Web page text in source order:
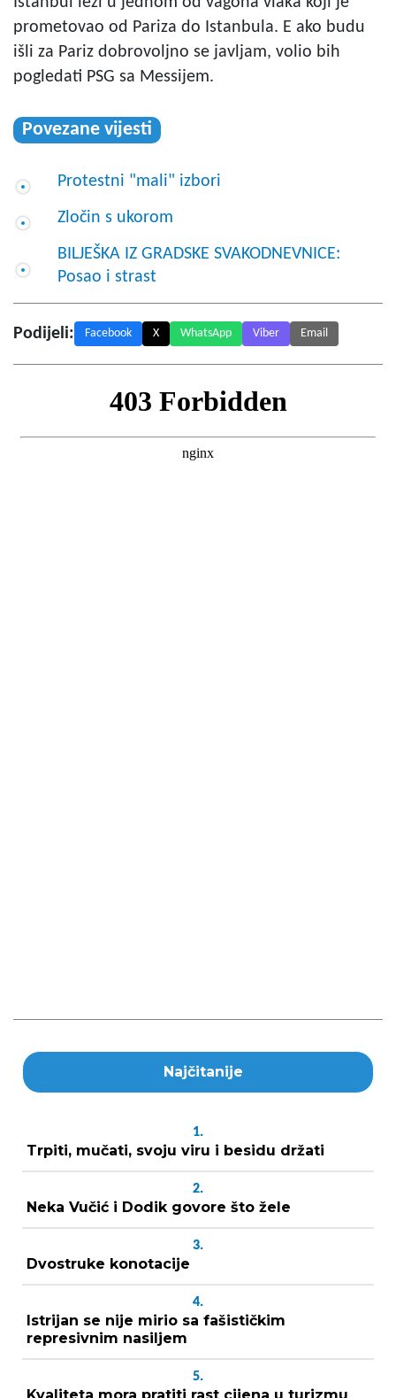
prometovao od Pariza do Istanbula. E ako budu
išli za Pariz dobrovoljno se javljam, volio bih
pogledati PSG sa Messijem.
Povezane vijesti
Protestni "mali" izbori
Zločin s ukorom
BILJEŠKA IZ GRADSKE SVAKODNEVNICE:
Posao i strast
Podijeli: Facebook X WhatsApp Viber Email
Najčitanije
1.
Trpiti, mučati, svoju viru i besidu držati
2.
Neka Vučić i Dodik govore što žele
3.
Dvostruke konotacije
4.
Istrijan se nije mirio sa fašističkim
represivnim nasiljem
5.